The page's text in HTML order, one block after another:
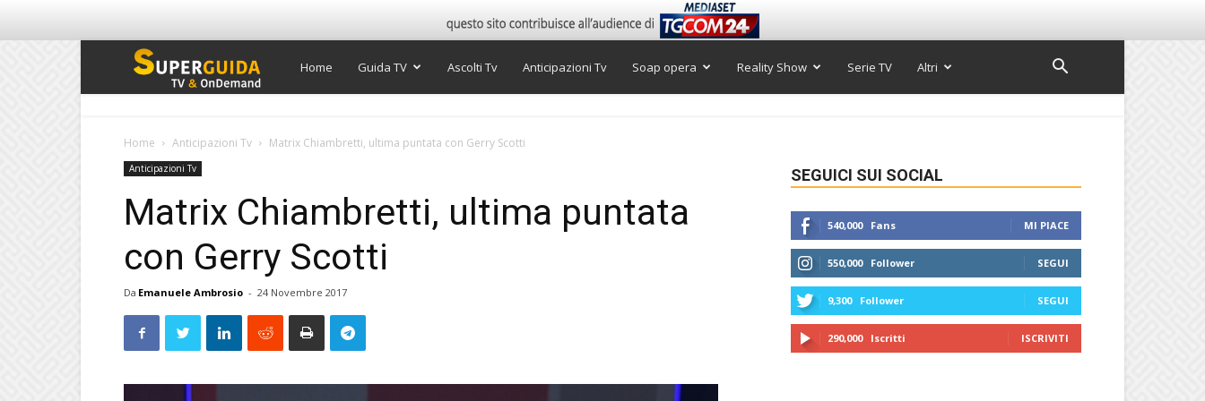
Super
Home Guida TV Ascolti Tv Anticipazioni Tv Soap opera Reality Show Serie TV Altri
Home Anticipazioni Tv Matrix Chiambretti, ultima puntata con Gerry Scotti
Anticipazioni Tv
Matrix Chiambretti, ultima puntata
con Gerry Scotti
Da Emanuele Ambrosio - 24 Novembre 2017
SEGUICI SUI SOCIAL
540,000 Fans MI PIACE
550,000 Follower SEGUI
9,300 Follower SEGUI
290,000 Iscritti ISCRIVITI